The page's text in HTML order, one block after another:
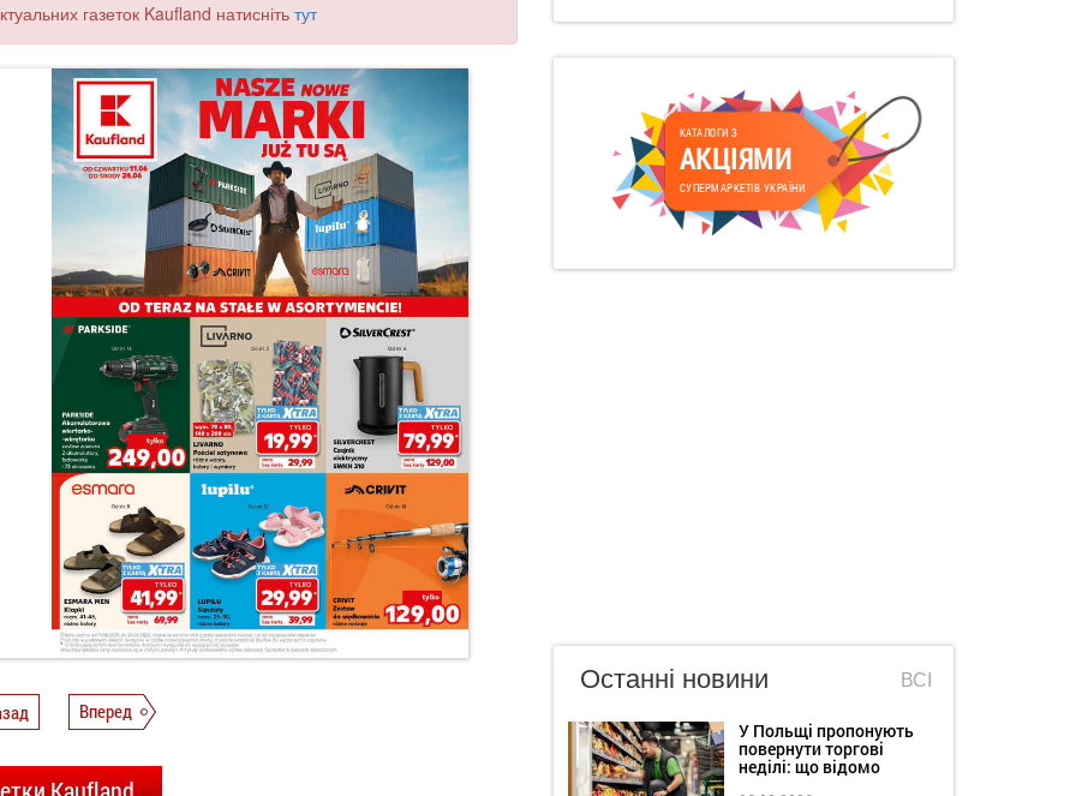
газеток Kaufland натисніть тут
Вперед
КАТАЛОГИ З
АКЦІЯМИ
СУПЕРМАРКЕТІВ УКРАЇНИ
Останні новини ВСІ
У Польщі пропонують
повернути торгові
неділі: що відомо